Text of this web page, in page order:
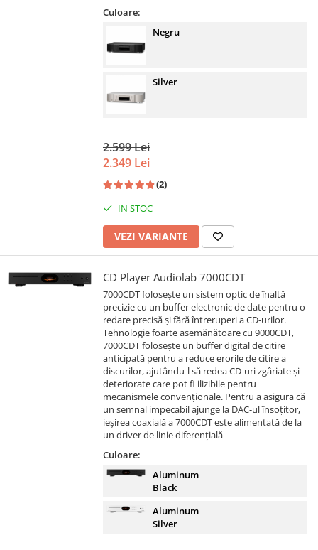
Culoare:
Negru
Silver
2.599 Lei
2.349 Lei
(2)
IN STOC
VEZI VARIANTE
CD Player Audiolab 7000CDT
7000CDT folosește un sistem optic de înaltă
precizie cu un buffer electronic de date pentru o
redare precisă și fără întreruperi a CD-urilor.
Tehnologie foarte asemănătoare cu 9000CDT,
7000CDT folosește un buffer digital de citire
anticipată pentru a reduce erorile de citire a
discurilor, ajutându-l să redea CD-uri zgâriate și
deteriorate care pot fi ilizibile pentru
mecanismele convenționale. Pentru a asigura că
un semnal impecabil ajunge la DAC-ul însoțitor,
ieșirea coaxială a 7000CDT este alimentată de la
un driver de linie diferențială
Culoare:
Aluminum
Black
Aluminum
Silver